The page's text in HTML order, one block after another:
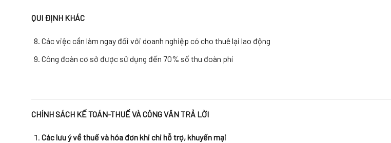
QUI ĐỊNH KHÁC
Các việc cần làm ngay đối với doanh nghiệp có cho thuê lại lao động
Công đoàn cơ sở được sử dụng đến 70% số thu đoàn phí
CHÍNH SÁCH KẾ TOÁN-THUẾ VÀ CÔNG VĂN TRẢ LỜI
Các lưu ý về thuế và hóa đơn khi chi hỗ trợ, khuyến mại